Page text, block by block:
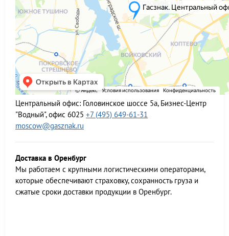
Центральный офис: Головинское шоссе 5а, Бизнес-Центр
"Водный", офис 6025 +7 (495) 649-61-31
moscow@gasznak.ru
Доставка в Оренбург
Мы работаем c крупными логистическими операторами,
которые обеспечивают страховку, сохранность груза и
сжатые сроки доставки продукции в Оренбург.